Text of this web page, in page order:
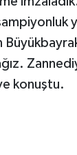
konuştu.